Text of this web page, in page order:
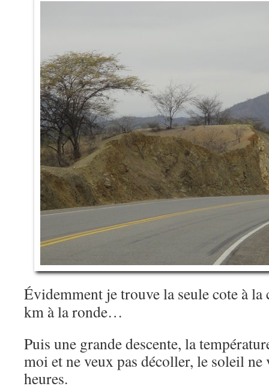
Évidemment je trouve la seule cote à
km à la ronde…
Puis une grande descente, la
moi et ne veux pas décoller, le soleil ne
heures.